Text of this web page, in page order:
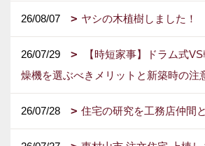
26/08/07 ヤシの木植樹しました！
26/07/29
【時短家事】ドラム式
燥機を選ぶべきメリットと新築時の注
26/07/28 住宅の研究を工務店仲間